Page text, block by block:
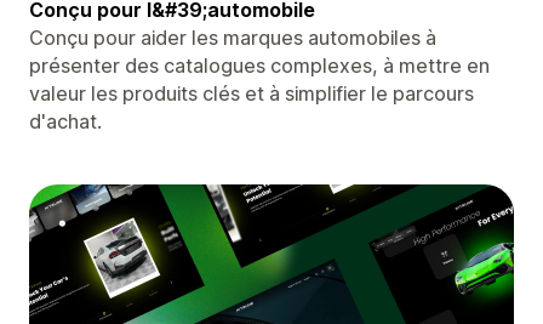
Conçu pour l&#39;automobile
Conçu pour aider les marques automobiles à
présenter des catalogues complexes, à mettre en
valeur les produits clés et à simplifier le parcours
d'achat.